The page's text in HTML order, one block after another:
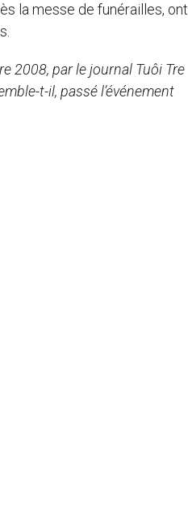
la messe de funérailles, ont
2008, par le journal Tuôi Tre
t-il, passé l’événement